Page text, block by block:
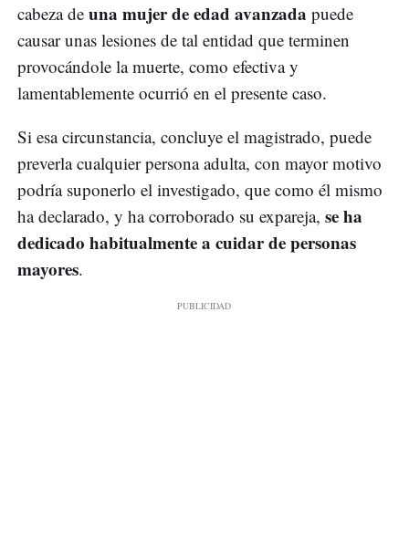
cabeza de una mujer de edad avanzada puede
causar unas lesiones de tal entidad que terminen
provocándole la muerte, como efectiva y
lamentablemente ocurrió en el presente caso.
Si esa circunstancia, concluye el magistrado, puede
preverla cualquier persona adulta, con mayor motivo
podría suponerlo el investigado, que como él mismo
ha declarado, y ha corroborado su expareja, se ha
dedicado habitualmente a cuidar de personas
mayores.